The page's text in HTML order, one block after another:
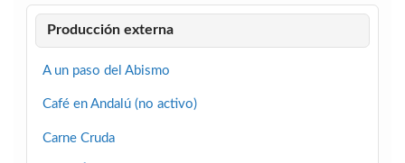
Producción externa
A un paso del Abismo
Café en Andalú (no activo)
Carne Cruda